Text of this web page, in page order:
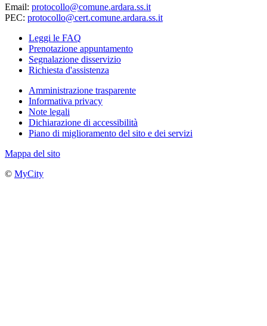
Email: protocollo@comune.ardara.ss.it
PEC: protocollo@cert.comune.ardara.ss.it
Leggi le FAQ
Prenotazione appuntamento
Segnalazione disservizio
Richiesta d'assistenza
Amministrazione trasparente
Informativa privacy
Note legali
Dichiarazione di accessibilità
Piano di miglioramento del sito e dei servizi
Mappa del sito
© MyCity